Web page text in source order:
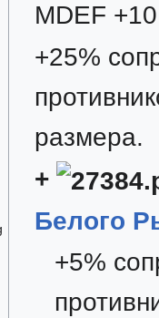
MDEF +10
+25%
размера.
+
Белого
+5%